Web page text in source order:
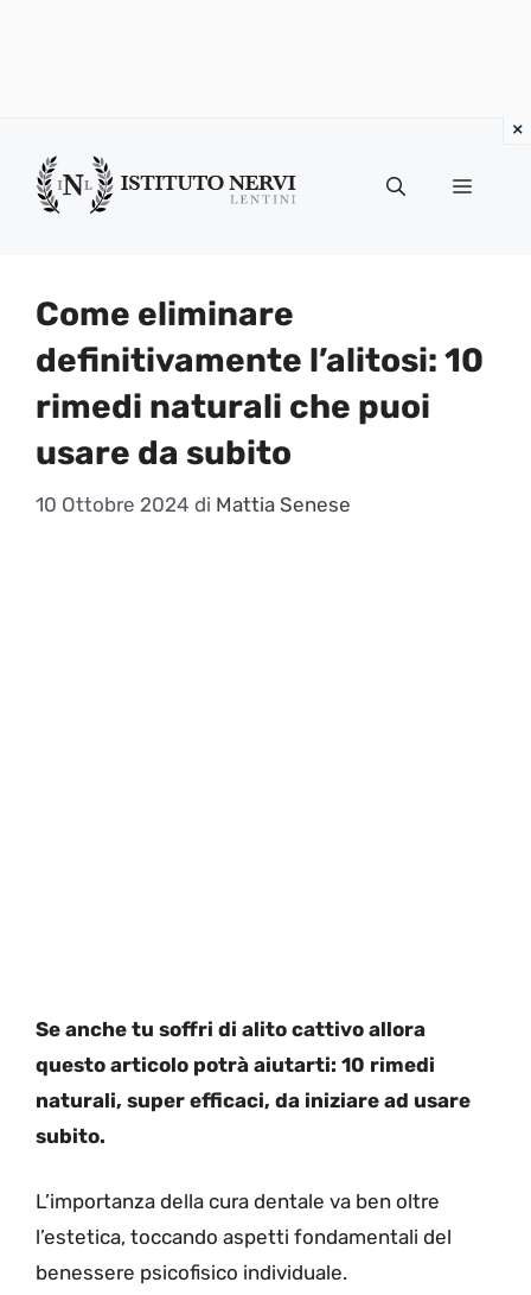
contenuto
Menu
Come eliminare
definitivamente l’alitosi: 10
rimedi naturali che puoi
usare da subito
10 Ottobre 2024 di Mattia Senese
Se anche tu soffri di alito cattivo allora
questo articolo potrà aiutarti: 10 rimedi
naturali, super efficaci, da iniziare ad usare
subito.
L’importanza della cura dentale va ben oltre
l’estetica, toccando aspetti fondamentali del
benessere psicofisico individuale.